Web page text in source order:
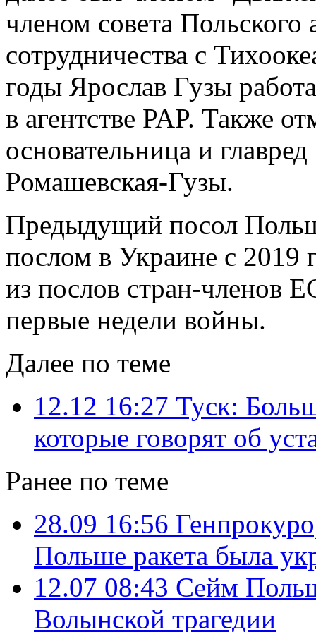
членом совета Польского
сотрудничества с
годы Ярослав Гузы
в агентстве PAP. Также
основательница и
Ромашевская-Гузы.
Предыдущий посол
послом в Украине с 2019
из послов стран-членов
первые недели войны.
Далее по теме
12.12 16:27 Туск:
которые говорят об
Ранее по теме
28.09 16:56
Польше ракета была
12.07 08:43 Сейм
Волынской трагедии